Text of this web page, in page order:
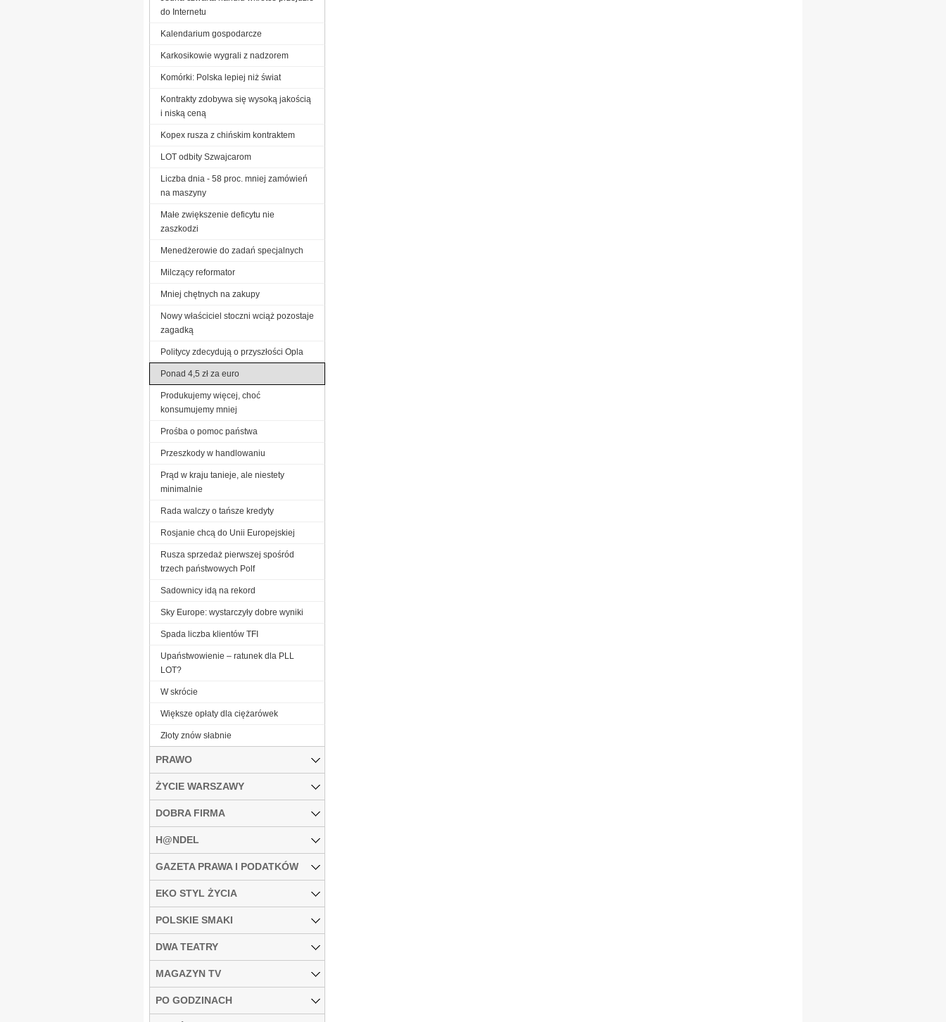
do Internetu
Kalendarium gospodarcze
Karkosikowie wygrali z nadzorem
Komórki: Polska lepiej niż świat
Kontrakty zdobywa się wysoką jakością
i niską ceną
Kopex rusza z chińskim kontraktem
LOT odbity Szwajcarom
Liczba dnia - 58 proc. mniej zamówień
na maszyny
Małe zwiększenie deficytu nie
zaszkodzi
Menedżerowie do zadań specjalnych
Milczący reformator
Mniej chętnych na zakupy
Nowy właściciel stoczni wciąż pozostaje
zagadką
Politycy zdecydują o przyszłości Opla
Ponad 4,5 zł za euro
Produkujemy więcej, choć
konsumujemy mniej
Prośba o pomoc państwa
Przeszkody w handlowaniu
Prąd w kraju tanieje, ale niestety
minimalnie
Rada walczy o tańsze kredyty
Rosjanie chcą do Unii Europejskiej
Rusza sprzedaż pierwszej spośród
trzech państwowych Polf
Sadownicy idą na rekord
Sky Europe: wystarczyły dobre wyniki
Spada liczba klientów TFI
Upaństwowienie – ratunek dla PLL
LOT?
W skrócie
Większe opłaty dla ciężarówek
Złoty znów słabnie
PRAWO
ŻYCIE WARSZAWY
DOBRA FIRMA
H@NDEL
GAZETA PRAWA I PODATKÓW
EKO STYL ŻYCIA
POLSKIE SMAKI
DWA TEATRY
MAGAZYN TV
PO GODZINACH